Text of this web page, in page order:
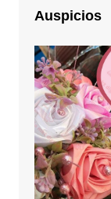
Auspicios